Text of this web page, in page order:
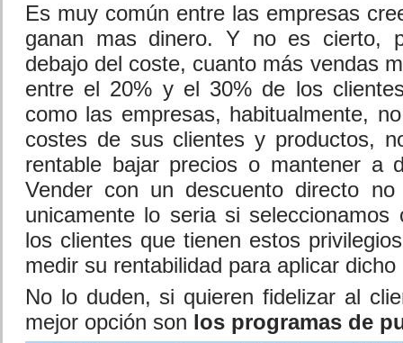
Es muy común entre las empresas
ganan mas dinero. Y no es cierto,
debajo del coste, cuanto más vendas
entre el 20% y el 30% de los
como las empresas, habitualmente,
costes de sus clientes y productos,
rentable bajar precios o mantener a
Vender con un descuento directo
unicamente lo seria si
los clientes que tienen estos
medir su rentabilidad para aplicar
No lo duden, si quieren fidelizar al
mejor opción son los programas de